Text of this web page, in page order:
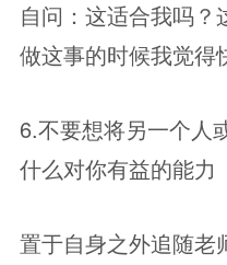
自问：这适合我吗？
做这事的时候我觉得
6.不要想将另一个人
什么对你有益的能力
置于自身之外追随老